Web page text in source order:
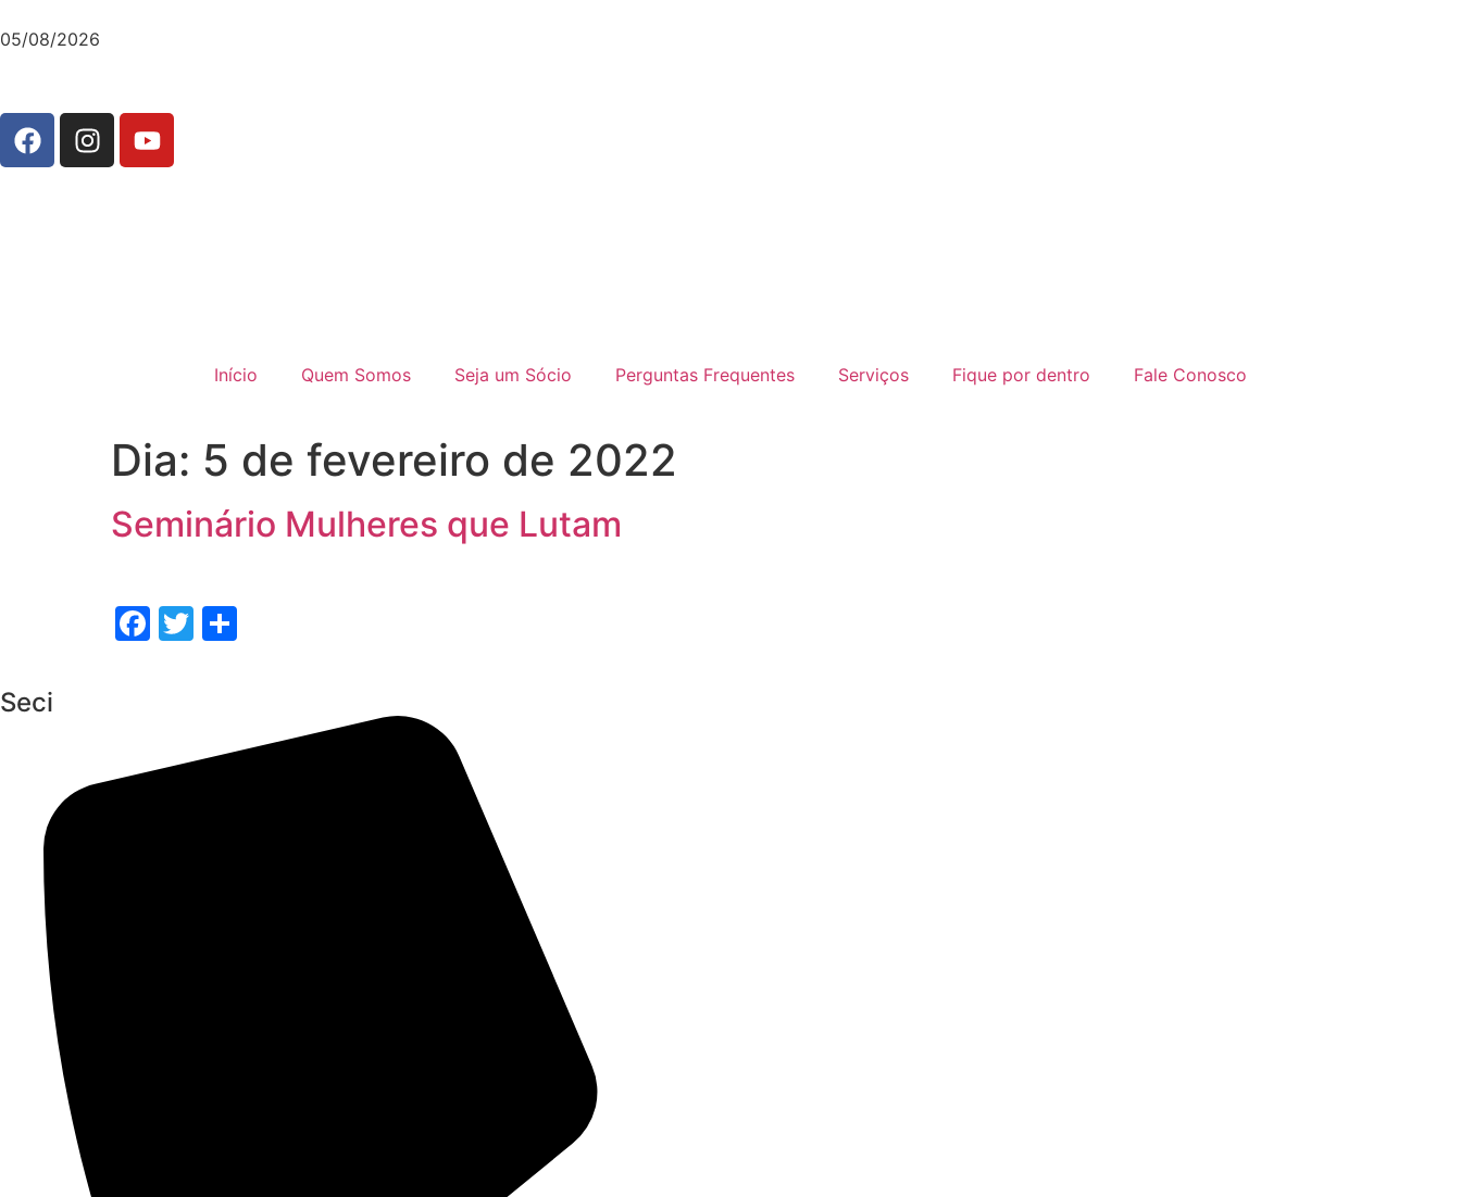
05/08/2026
Início Quem Somos Seja um Sócio Perguntas Frequentes Serviços Fique por dentro Fale Conosco
Dia: 5 de fevereiro de 2022
Seminário Mulheres que Lutam
Facebook
Twitter
Seci